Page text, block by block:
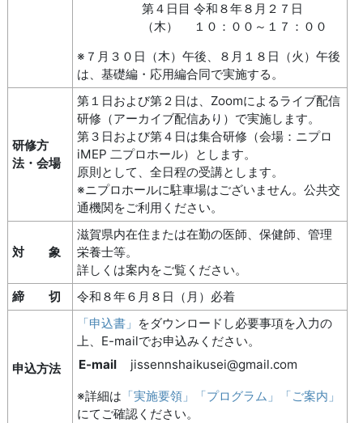
第４日目 令和８年８月２７日
（木） １０：００～１７：００
※７月３０日（木）午後、８月１８日（火）午後
は、基礎編・応用編合同で実施する。
研修方
法・会場
第１日および第２日は、Zoomによるライブ配信
研修（アーカイブ配信あり）で実施します。
第３日および第４日は集合研修（会場：ニプロ
iMEP 二プロホール）とします。
原則として、全日程の受講とします。
※ニプロホールに駐車場はございません。公共交
通機関をご利用ください。
対 象
滋賀県内在住または在勤の医師、保健師、管理
栄養士等。
詳しくは案内をご覧ください。
締 切
令和８年６月８日（月）必着
申込方法
「申込書」 をダウンロードし必要事項を入力の
上、E-mailでお申込みください。
E-mail
jissennshaikusei@gmail.com
※詳細は 「実施要領」「プログラム」「ご案内」
にてご確認ください。